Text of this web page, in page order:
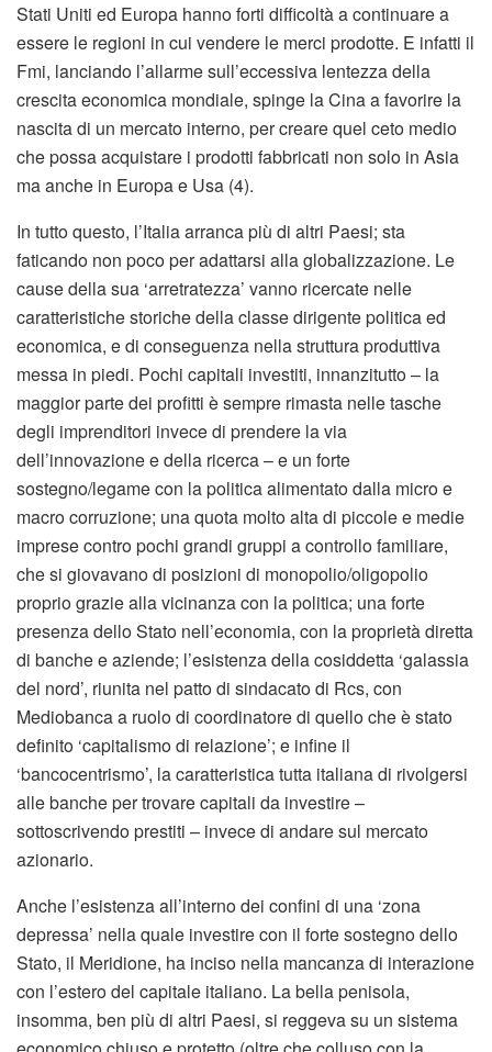
Stati Uniti ed Europa hanno forti difficoltà a continuare a
essere le regioni in cui vendere le merci prodotte. E infatti il
Fmi, lanciando l’allarme sull’eccessiva lentezza della
crescita economica mondiale, spinge la Cina a favorire la
nascita di un mercato interno, per creare quel ceto medio
che possa acquistare i prodotti fabbricati non solo in Asia
ma anche in Europa e Usa (4).
In tutto questo, l’Italia arranca più di altri Paesi; sta
faticando non poco per adattarsi alla globalizzazione. Le
cause della sua ‘arretratezza’ vanno ricercate nelle
caratteristiche storiche della classe dirigente politica ed
economica, e di conseguenza nella struttura produttiva
messa in piedi. Pochi capitali investiti, innanzitutto – la
maggior parte dei profitti è sempre rimasta nelle tasche
degli imprenditori invece di prendere la via
dell’innovazione e della ricerca – e un forte
sostegno/legame con la politica alimentato dalla micro e
macro corruzione; una quota molto alta di piccole e medie
imprese contro pochi grandi gruppi a controllo familiare,
che si giovavano di posizioni di monopolio/oligopolio
proprio grazie alla vicinanza con la politica; una forte
presenza dello Stato nell’economia, con la proprietà diretta
di banche e aziende; l’esistenza della cosiddetta ‘galassia
del nord’, riunita nel patto di sindacato di Rcs, con
Mediobanca a ruolo di coordinatore di quello che è stato
definito ‘capitalismo di relazione’; e infine il
‘bancocentrismo’, la caratteristica tutta italiana di rivolgersi
alle banche per trovare capitali da investire –
sottoscrivendo prestiti – invece di andare sul mercato
azionario.
Anche l’esistenza all’interno dei confini di una ‘zona
depressa’ nella quale investire con il forte sostegno dello
Stato, il Meridione, ha inciso nella mancanza di interazione
con l’estero del capitale italiano. La bella penisola,
insomma, ben più di altri Paesi, si reggeva su un sistema